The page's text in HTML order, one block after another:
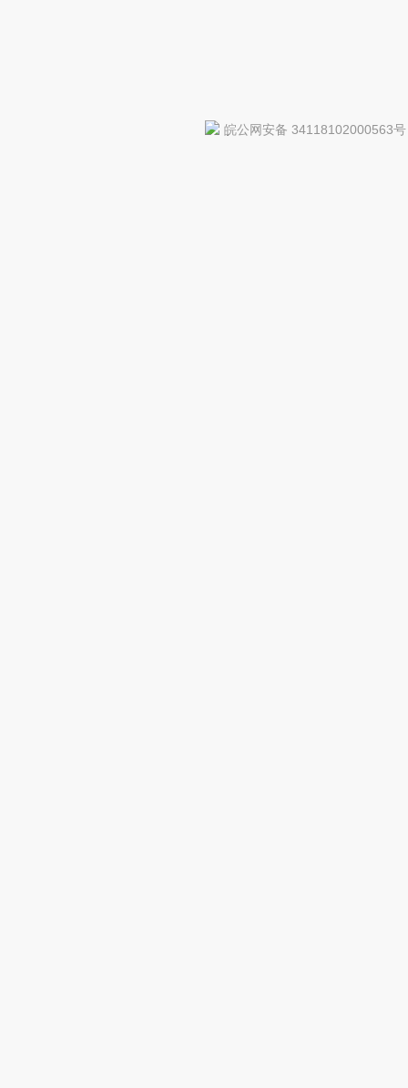
皖公网安备 34118102000563号